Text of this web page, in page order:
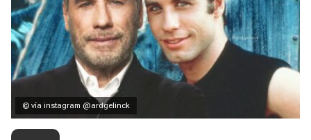
© vía instagram @ardgelinck